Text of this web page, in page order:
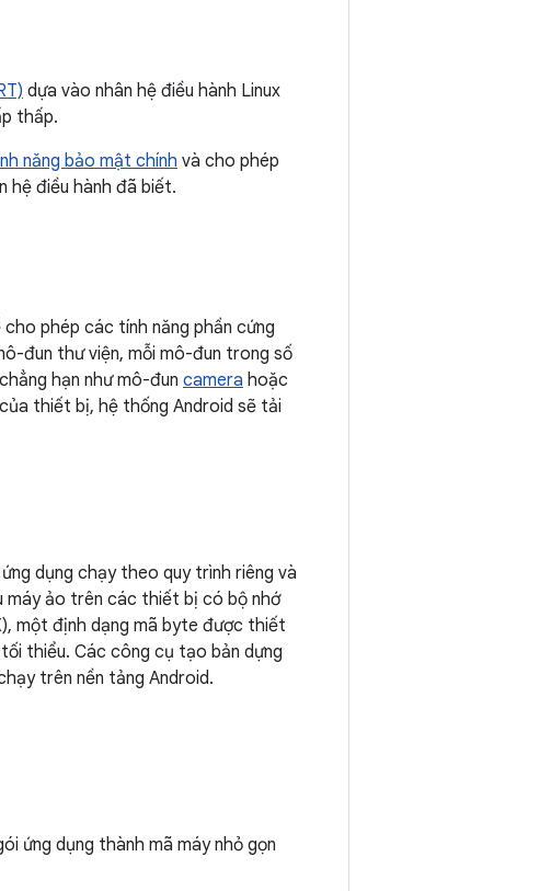
dựa vào nhân hệ điều hành Linux
thấp.
năng bảo mật chính và cho phép
hệ điều hành đã biết.
phép các tính năng phần cứng
đun thư viện, mỗi mô-đun trong số
hạn như mô-đun camera hoặc
thiết bị, hệ thống Android sẽ tải
dụng chạy theo quy trình riêng và
máy ảo trên các thiết bị có bộ nhớ
một định dạng mã byte được thiết
thiểu. Các công cụ tạo bản dựng
trên nền tảng Android.
ứng dụng thành mã máy nhỏ gọn